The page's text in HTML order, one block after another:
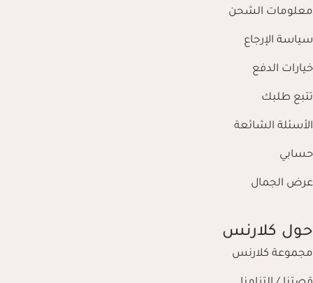
معلومات الشحن
سياسة الإرجاع
خيارات الدفع
تتبع طلبك
الأسئلة الشائعة
حسابي
عرض الجمال
حول كلارنس
مجموعة كلارنس